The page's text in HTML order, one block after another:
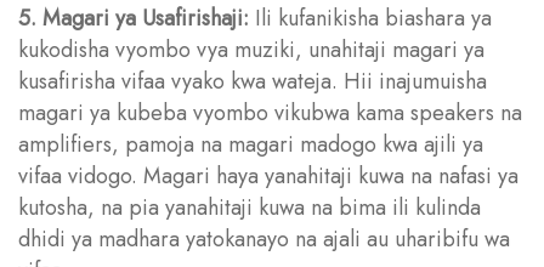
5. Magari ya Usafirishaji: Ili kufanikisha biashara ya
kukodisha vyombo vya muziki, unahitaji magari ya
kusafirisha vifaa vyako kwa wateja. Hii inajumuisha
magari ya kubeba vyombo vikubwa kama speakers na
amplifiers, pamoja na magari madogo kwa ajili ya
vifaa vidogo. Magari haya yanahitaji kuwa na nafasi ya
kutosha, na pia yanahitaji kuwa na bima ili kulinda
dhidi ya madhara yatokanayo na ajali au uharibifu wa